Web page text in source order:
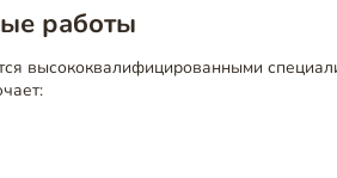
работы
высококвалифицированными